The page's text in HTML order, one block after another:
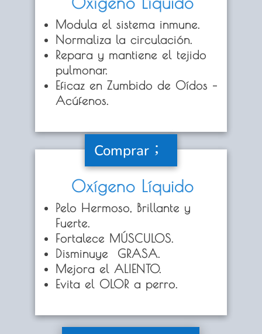
Modula el sistema inmune.
Normaliza la circulación.
Repara y mantiene el tejido
pulmonar.
Eficaz en Zumbido de Oídos –
Acúfenos.
Comprar
Oxígeno Líquido
Pelo Hermoso, Brillante y
Fuerte.
Fortalece MÚSCULOS.
Disminuye GRASA.
Mejora el ALIENTO.
Evita el OLOR a perro.